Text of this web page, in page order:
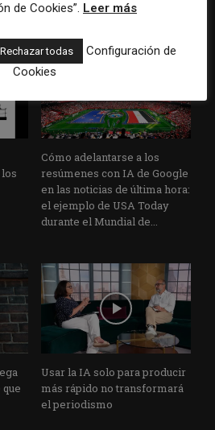
silencio
Cómo adelantarse a los
resúmenes con IA de Google
en las noticias de última hora:
el ejemplo de USA Today
durante el Mundial de...
Usar la IA solo para producir
más rápido no transformará
el periodismo
de Cookies”. Leer más
Rechazar todas
Configuración de
Cookies